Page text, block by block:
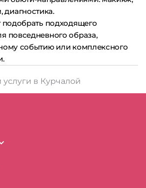
диагностика.
подобрать подходящего
повседневного образа,
событию или комплексного
в Курчалой